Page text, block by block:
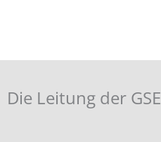
Die Leitung der GSE